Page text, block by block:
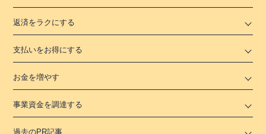
返済をラクにする
支払いをお得にする
お金を増やす
事業資金を調達する
過去のPR記事